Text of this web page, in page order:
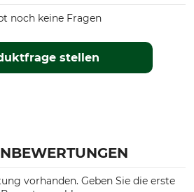
stellen
noch keine Fragen
vorhanden. Geben Sie die erste